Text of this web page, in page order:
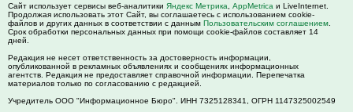
Сайт использует сервисы веб-аналитики Яндекс Метрика AppMetrica и LiveInternet.
Продолжая использовать этот Сайт, вы соглашаетесь с использованием cookie-
файлов и других данных в соответствии с данным Пользовательским соглашением
Срок обработки персональных данных при помощи cookie-файлов составляет 14
дней.
Редакция не несет ответственность за достоверность информации,
опубликованной в рекламных объявлениях и сообщениях информационных
агентств. Редакция не предоставляет справочной информации. Перепечатка
материалов только по согласованию с редакцией.
Учредитель ООО "Информационное Бюро". ИНН 7325128341, ОГРН 1147325002549